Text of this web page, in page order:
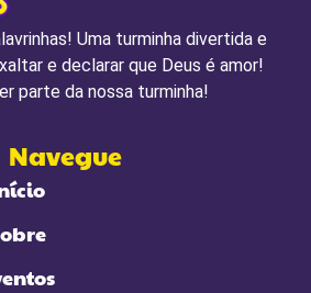
Uma turminha divertida e
e declarar que Deus é amor!
parte da nossa turminha!
Navegue